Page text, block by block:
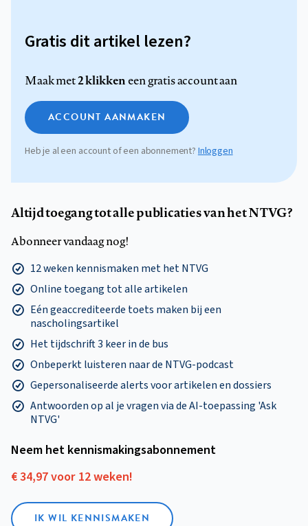
Gratis dit artikel lezen?
Maak met2 klikkeneen gratis account aan
ACCOUNT AANMAKEN
Heb je al een account of een abonnement? Inloggen
Altijd toegang tot alle publicaties van het NTVG?
Abonneer vandaag nog!
12 weken kennismaken met het NTVG
Online toegang tot alle artikelen
Eén geaccrediteerde toets maken bij een
nascholingsartikel
Het tijdschrift 3 keer in de bus
Onbeperkt luisteren naar de NTVG-podcast
Gepersonaliseerde alerts voor artikelen en dossiers
Antwoorden op al je vragen via de AI-toepassing 'Ask
NTVG'
Neem het kennismakings­abonnement
€ 34,97 voor 12 weken!
IK WIL KENNISMAKEN